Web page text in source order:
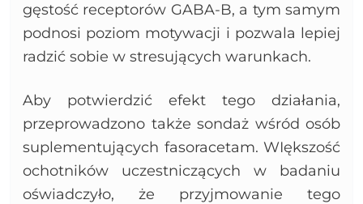
gęstość receptorów GABA-B, a tym samym
podnosi poziom motywacji i pozwala lepiej
radzić sobie w stresujących warunkach.
Aby potwierdzić efekt tego działania,
przeprowadzono także sondaż wśród osób
suplementujących fasoracetam. WIększość
ochotników uczestniczących w badaniu
oświadczyło, że przyjmowanie tego